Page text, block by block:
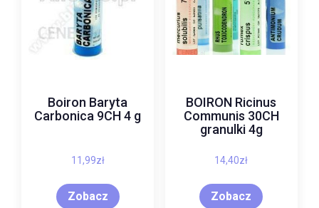
Boiron Baryta
Carbonica 9CH 4 g
11,99zł
Zobacz
BOIRON Ricinus
Communis 30CH
granulki 4g
14,40zł
Zobacz